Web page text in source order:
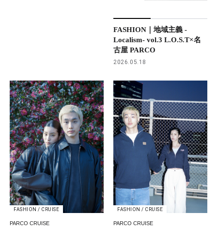
FASHION｜地域主義 -
Localism- vol.3 L.O.S.T×名
古屋 PARCO
2026.05.18
FASHION / CRUISE
PARCO CRUISE
FASHION / CRUISE
PARCO CRUISE